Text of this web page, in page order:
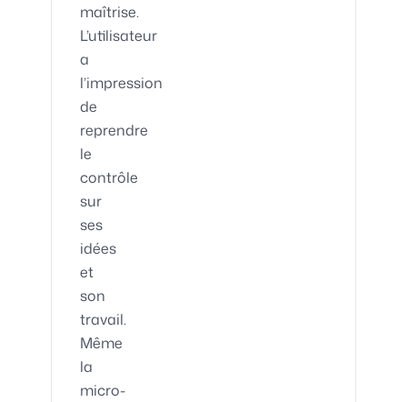
maîtrise.
L’utilisateur
a
l’impression
de
reprendre
le
contrôle
sur
ses
idées
et
son
travail.
Même
la
micro-